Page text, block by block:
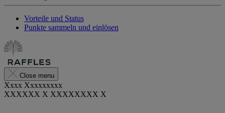
Vorteile und Status
Punkte sammeln und einlösen
Close menu
Xxxx Xxxxxxxxx
XXXXXX X XXXXXXXX X